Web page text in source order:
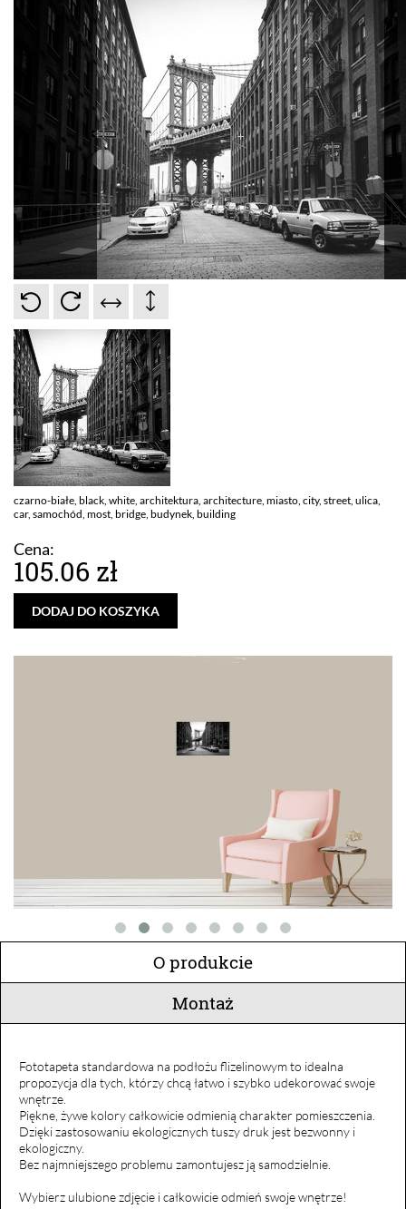
czarno-białe, black, white, architektura, architecture, miasto, city, street, ulica,
car, samochód, most, bridge, budynek, building
Cena:
105.06 zł
DODAJ DO KOSZYKA
O produkcie
Montaż
Fototapeta standardowa na podłożu flizelinowym to idealna
propozycja dla tych, którzy chcą łatwo i szybko udekorować swoje
wnętrze.
Piękne, żywe kolory całkowicie odmienią charakter pomieszczenia.
Dzięki zastosowaniu ekologicznych tuszy druk jest bezwonny i
ekologiczny.
Bez najmniejszego problemu zamontujesz ją samodzielnie.
Wybierz ulubione zdjęcie i całkowicie odmień swoje wnętrze!